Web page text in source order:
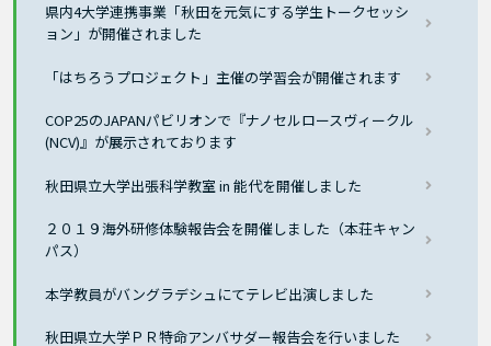
県内4大学連携事業「秋田を元気にする学生トークセッシ
ョン」が開催されました
「はちろうプロジェクト」主催の学習会が開催されます
COP25のJAPANパビリオンで『ナノセルロースヴィークル
(NCV)』が展示されております
秋田県立大学出張科学教室 in 能代を開催しました
２０１９海外研修体験報告会を開催しました（本荘キャン
パス）
本学教員がバングラデシュにてテレビ出演しました
秋田県立大学ＰＲ特命アンバサダー報告会を行いました